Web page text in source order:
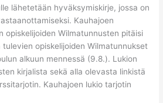
lähetetään hyväksymiskirje, jossa on
Kauhajoen
opiskelijoiden Wilmatunnusten pitäisi
opiskelijoiden Wilmatunnukset
alkuun mennessä (9.8.). Lukion
kirjalista sekä alla olevasta linkistä
Kauhajoen lukio tarjotin